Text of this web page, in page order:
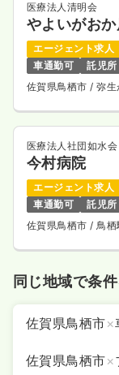
医療法人清明会
やよいがお
エージェント求人
車通勤可
託児所
佐賀県鳥栖市/ 弥生
医療法人社団如水会
今村病院
エージェント求人
車通勤可
託児所
佐賀県鳥栖市/ 鳥栖
同じ地域で条
佐賀県鳥栖市×
佐賀県鳥栖市×